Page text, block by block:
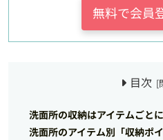
無料で会員
目次
洗面所の収納はアイテムごと
洗面所のアイテム別「収納ポイ